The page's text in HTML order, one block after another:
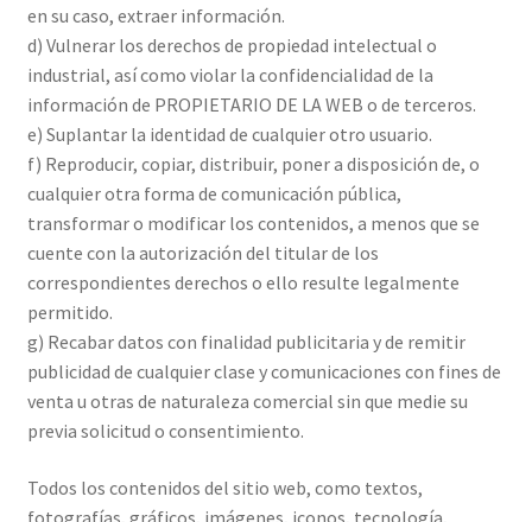
en su caso, extraer información.
d) Vulnerar los derechos de propiedad intelectual o
industrial, así como violar la confidencialidad de la
información de PROPIETARIO DE LA WEB o de terceros.
e) Suplantar la identidad de cualquier otro usuario.
f) Reproducir, copiar, distribuir, poner a disposición de, o
cualquier otra forma de comunicación pública,
transformar o modificar los contenidos, a menos que se
cuente con la autorización del titular de los
correspondientes derechos o ello resulte legalmente
permitido.
g) Recabar datos con finalidad publicitaria y de remitir
publicidad de cualquier clase y comunicaciones con fines de
venta u otras de naturaleza comercial sin que medie su
previa solicitud o consentimiento.
Todos los contenidos del sitio web, como textos,